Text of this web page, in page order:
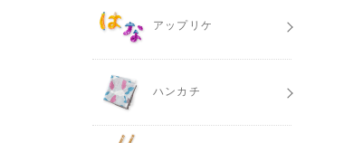
アップリケ
ハンカチ